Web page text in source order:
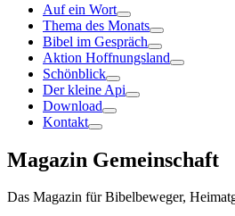
Auf ein Wort
Thema des Monats
Bibel im Gespräch
Aktion Hoffnungsland
Schönblick
Der kleine Api
Download
Kontakt
Magazin Gemeinschaft
Das Magazin für Bibelbeweger,